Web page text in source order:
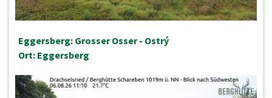
Eggersberg: Grosser Osser - Ostrý
Ort: Eggersberg